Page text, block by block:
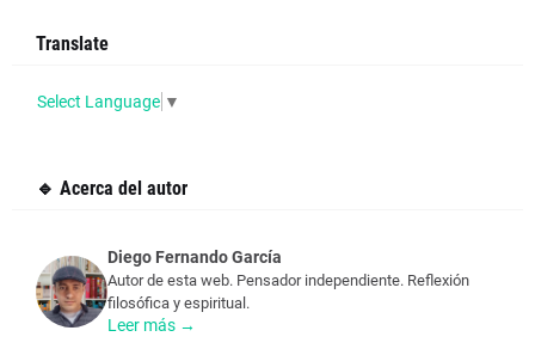
Translate
Select Language ▼
🔹 Acerca del autor
Diego Fernando García
Autor de esta web. Pensador independiente. Reflexión
filosófica y espiritual.
Leer más →